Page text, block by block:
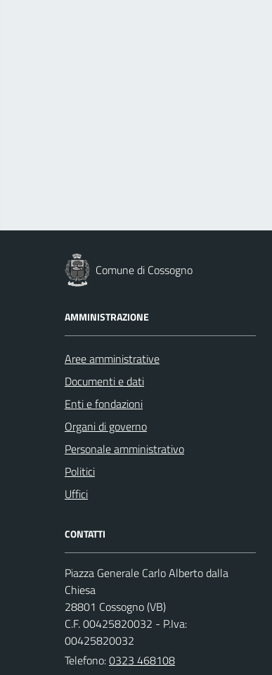
Comune di Cossogno
AMMINISTRAZIONE
Aree amministrative
Documenti e dati
Enti e fondazioni
Organi di governo
Personale amministrativo
Politici
Uffici
CONTATTI
Piazza Generale Carlo Alberto dalla
Chiesa
28801 Cossogno (VB)
C.F. 00425820032 - P.Iva:
00425820032
Telefono:0323 468108